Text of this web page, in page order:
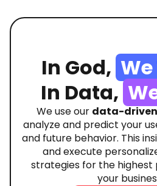
In God,
In Data,
We use our data-
analyze and predict your
and future behavior. This
and execute
strategies for the highest
your